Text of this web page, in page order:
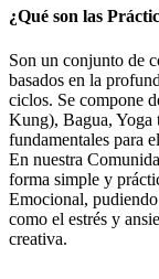
¿Qué son las
Son un conjunto de
basados en la
ciclos. Se compone
Kung), Bagua, Yoga
fundamentales para
En nuestra
forma simple y
Emocional,
como el estrés y
creativa.